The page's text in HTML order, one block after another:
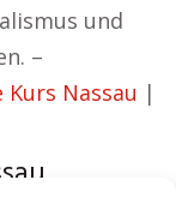
und
–
Kurs Nassau |